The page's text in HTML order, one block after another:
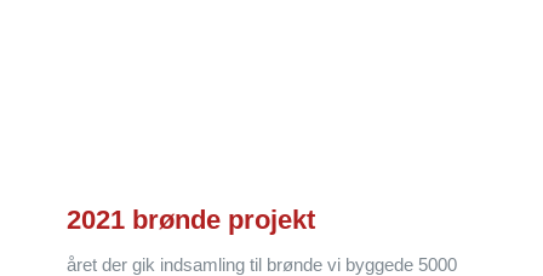
2021 brønde projekt
året der gik indsamling til brønde vi byggede 5000